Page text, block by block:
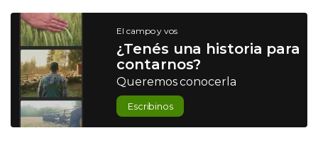
El campo y vos
¿Tenés una historia para
contarnos?
Queremos conocerla
Escribinos